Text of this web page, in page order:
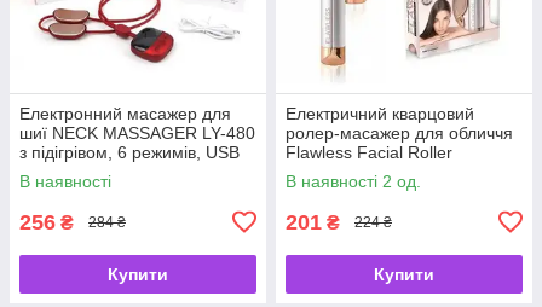
Електронний масажер для
шиї NECK MASSAGER LY-480
з підігрівом, 6 режимів, USB
В наявності
256 ₴ 284 ₴
Купити
Електричний кварцовий
ролер-масажер для обличчя
Flawless Facial Roller
Massager
В наявності 2 од.
201 ₴ 224 ₴
Купити